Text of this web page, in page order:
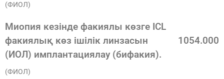
(ФИОЛ)
Миопия кезінде факиялы көзге ICL
факиялық көз ішілік линзасын
(ИОЛ) имплантациялау (бифакия).
1054.000
(ФИОЛ)